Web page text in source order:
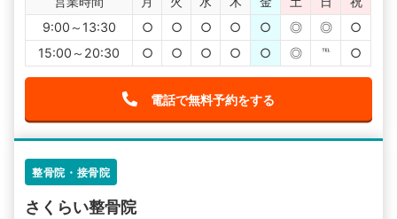
9:00～13:30
○ ○ ○ ○ ○ ◎ ◎
○
15:00～20:30
○ ○ ○ ○ ○ ◎ ℡ ○
電話で無料予約をする
整骨院・接骨院
さくらい整骨院